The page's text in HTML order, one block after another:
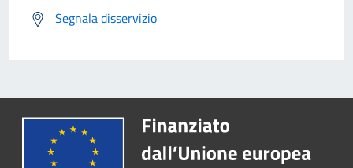
Segnala disservizio